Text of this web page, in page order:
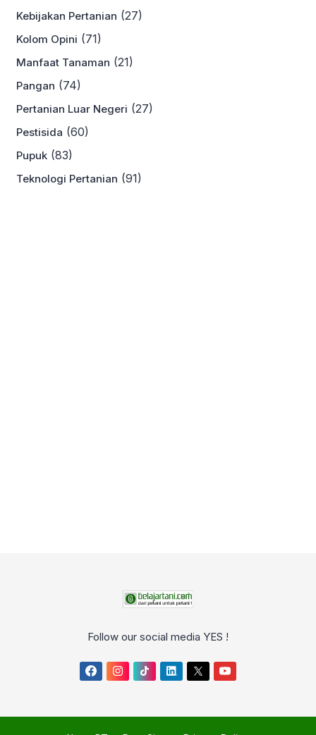
Kebijakan Pertanian (27)
Kolom Opini (71)
Manfaat Tanaman (21)
Pangan (74)
Pertanian Luar Negeri (27)
Pestisida (60)
Pupuk (83)
Teknologi Pertanian (91)
Follow our social media YES !